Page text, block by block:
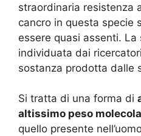
straordinaria resistenza
cancro in questa specie
essere quasi assenti. La
individuata dai
sostanza prodotta dalle
Si tratta di una forma di
altissimo peso
quello presente